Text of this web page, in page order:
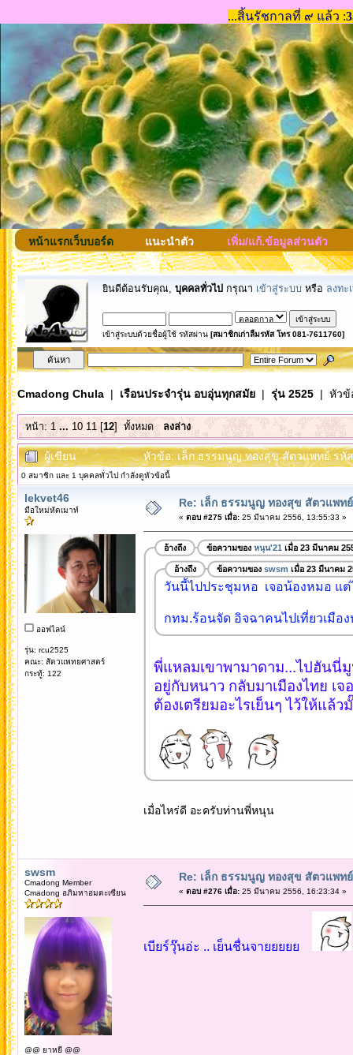
หน้าแรกเว็บบอร์ด แนะนำตัว เพิ่ม/แก้.ข้อมูลส่วนตัว
ยินดีต้อนรับคุณ, บุคคลทั่วไป กรุณา เข้าสู่ระบบ หรือ ลงทะ
เข้าสู่ระบบด้วยชื่อผู้ใช้ รหัสผ่าน [สมาชิกเก่าลืมรหัส โทร 081-7611760]
Cmadong Chula| เรือนประจำรุ่น อบอุ่นทุกสมัย| รุ่น 2525| หัวข้
หน้า:1 ... 10 11[12] ทั้งหมด ลงล่าง
ผู้เขียน หัวข้อ: เล็ก ธรรมนูญ ทองสุข สัตวแพทย์ รหั
0 สมาชิก และ 1 บุคคลทั่วไป กำลังดูหัวข้อนี้
lekvet46
มือใหม่หัดเมาท์
ออฟไลน์
รุ่น: rcu2525
คณะ: สัตวแพทยศาสตร์
กระทู้: 122
Re: เล็ก ธรรมนูญ ทองสุข สัตวแพท
« ตอบ #275 เมื่อ:25 มีนาคม 2556, 13:55:33 »
อ้างถึง ข้อความของ หนุน'21 เมื่อ 23 มีนาคม
อ้างถึง ข้อความของ swsm เมื่อ 23 มีนาคม
วันนี้ไปประชุมหอ เจอน้องหมอ แต่
กทม.ร้อนจัด อิจฉาคนไปเที่ยวเมือ
พี่แหลมเขาพามาดาม...ไปฮันนี่
อยู่กับหนาว กลับมาเมืองไทย เ
ต้องเตรียมอะไรเย็นๆ ไว้ให้แล้ว
เมื่อไหร่ดี อะครับท่านพี่หนุน
swsm
Cmadong Member
Cmadong อภิมหาอมตะเซียน
@@ ยาหยี @@
Re: เล็ก ธรรมนูญ ทองสุข สัตวแพท
« ตอบ #276 เมื่อ:25 มีนาคม 2556, 16:23:34 »
เบียร์วุ๊นอ่ะ .. เย็นชื่นจายยยยย